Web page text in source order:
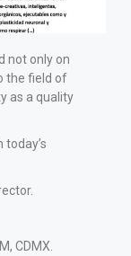
not only on
the field of
as a quality
CDMX.